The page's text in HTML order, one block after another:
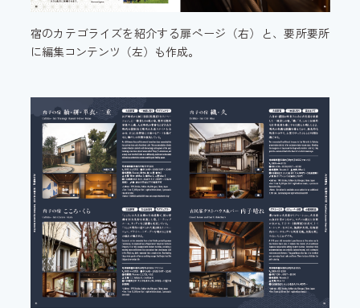
宿のカテゴライズを紹介する扉ページ（右）と、要所要所
に編集コンテンツ（左）も作成。